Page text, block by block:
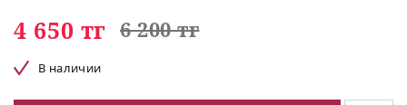
4 650 тг 6 200 тг
В наличии